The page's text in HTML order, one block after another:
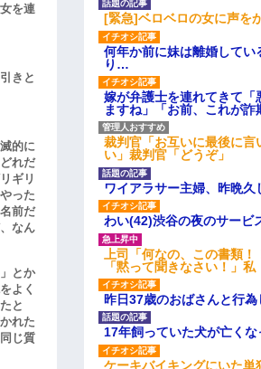
[緊急]ベロベロの女に声を
何年か前に妹は離婚して
り…
嫁が弁護士を連れてきて
ますね」「お前、これが詐
裁判官「お互いに最後に
い」裁判官「どうぞ」
ワイアラサー主婦、昨晩
わい(42)渋谷の夜のサービ
上司「何なの、この書類
「黙って聞きなさい！」
昨日37歳のおばさんと行
17年飼っていた犬が亡く
ケーキバイキングにいた単
を連
きと
的に
れだ
ギリ
った
前だ
なん
とか
よく
と
れた
じ質